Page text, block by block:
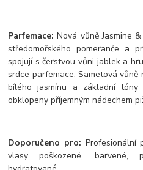
Parfemace: Nová vůně Jasmine
středomořského pomeranče a
spojují s čerstvou vůni jablek a
srdce parfemace. Sametová
bílého jasmínu a základní
obklopeny příjemným nádechem
Doporučeno pro:
vlasy poškozené, barvené,